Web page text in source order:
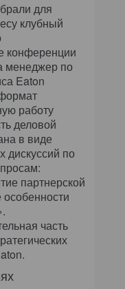
для
клубный
конференции
менеджер по
Eaton
работу
деловой
в виде
дискуссий по
партнерской
часть